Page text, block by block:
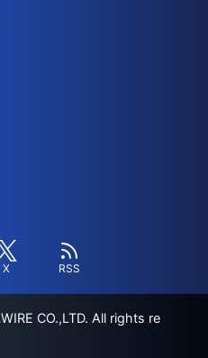
X RSS
CO.,LTD. All rights re